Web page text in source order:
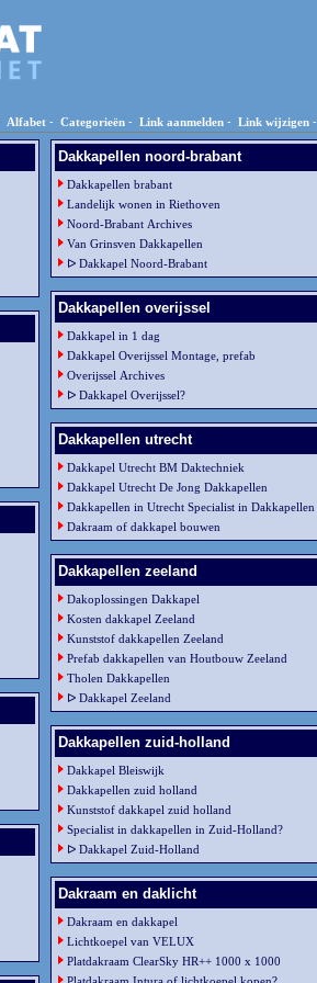
Alfabet - Categorieën - Link aanmelden - Link wijzigen -
Dakkapellen noord-brabant
Dakkapellen brabant
Landelijk wonen in Riethoven
Noord-Brabant Archives
Van Grinsven Dakkapellen
ᐅ Dakkapel Noord-Brabant
Dakkapellen overijssel
Dakkapel in 1 dag
Dakkapel Overijssel Montage, prefab
Overijssel Archives
ᐅ Dakkapel Overijssel?
Dakkapellen utrecht
Dakkapel Utrecht BM Daktechniek
Dakkapel Utrecht De Jong Dakkapellen
Dakkapellen in Utrecht Specialist in Dakkapellen
Dakraam of dakkapel bouwen
Dakkapellen zeeland
Dakoplossingen Dakkapel
Kosten dakkapel Zeeland
Kunststof dakkapellen Zeeland
Prefab dakkapellen van Houtbouw Zeeland
Tholen Dakkapellen
ᐅ Dakkapel Zeeland
Dakkapellen zuid-holland
Dakkapel Bleiswijk
Dakkapellen zuid holland
Kunststof dakkapel zuid holland
Specialist in dakkapellen in Zuid-Holland?
ᐅ Dakkapel Zuid-Holland
Dakraam en daklicht
Dakraam en dakkapel
Lichtkoepel van VELUX
Platdakraam ClearSky HR++ 1000 x 1000